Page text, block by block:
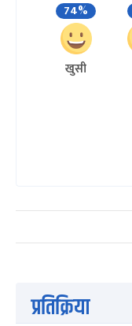
74%
खुसी
प्रतिक्रिया